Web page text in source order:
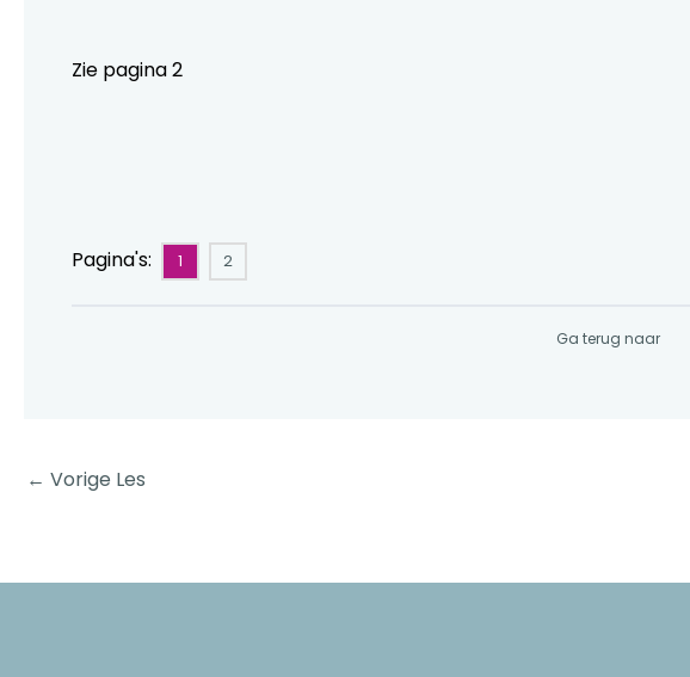
Zie pagina 2
Pagina's: 1 2
Ga terug naar
← Vorige Les